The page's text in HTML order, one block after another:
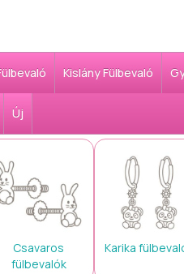
Kislány Fülbevaló
Új
Csavaros
fülbevalók
Karika